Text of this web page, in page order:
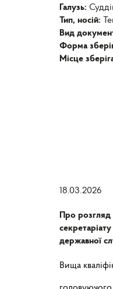
Галузь:
Тип, носій:
Вид
Форма
Місце
18.03.2026
Про розгляд
державної
Вища